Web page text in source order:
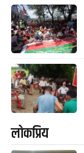
लाेकप्रिय